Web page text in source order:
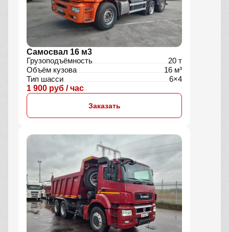
Самосвал 16 м3
Грузоподъёмность
20 т
Объём кузова
16 м³
Тип шасси
6×4
1 900 руб / час
Заказать